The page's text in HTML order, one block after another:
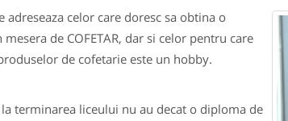
adreseaza celor care doresc sa obtina o
mesera de COFETAR, dar si celor pentru care
de cofetarie este un hobby.
la terminarea liceului nu au decat o diploma de